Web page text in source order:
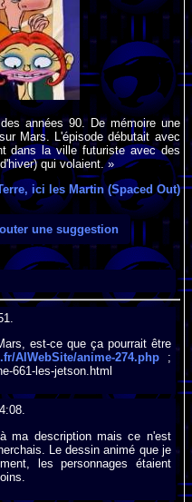
années 90. De mémoire une
Mars. L'épisode débutait avec
dans la ville futuriste avec des
qui volaient. »
ici les Martin (Spaced Out)
une suggestion
est-ce que ça pourrait être
AlWebSite/anime-274.php;
661-les-jetson.html
ma description mais ce n'est
Le dessin animé que je
les personnages étaient